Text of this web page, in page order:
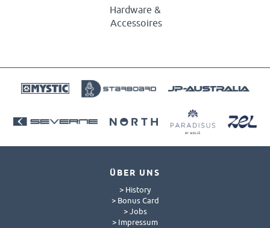
Hardware &
Accessoires
ÜBER UNS
> History
> Bonus Card
> Jobs
> Impressum